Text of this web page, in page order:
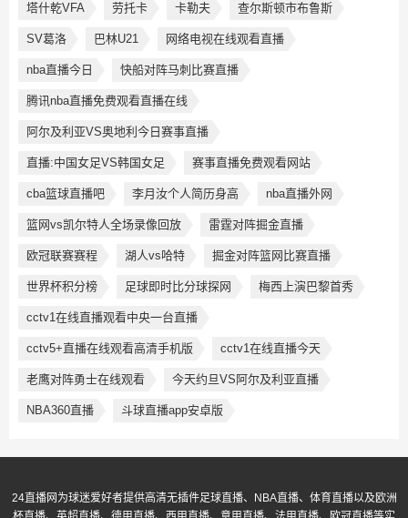
塔什乾VFA 劳托卡 卡勒夫 查尔斯顿市布鲁斯
SV葛洛 巴林U21 网络电视在线观看直播
nba直播今日 快船对阵马刺比赛直播
腾讯nba直播免费观看直播在线
阿尔及利亚VS奥地利今日赛事直播
直播:中国女足VS韩国女足 赛事直播免费观看网站
cba篮球直播吧 李月汝个人简历身高 nba直播外网
篮网vs凯尔特人全场录像回放 雷霆对阵掘金直播
欧冠联赛赛程 湖人vs哈特 掘金对阵篮网比赛直播
世界杯积分榜 足球即时比分球探网 梅西上演巴黎首秀
cctv1在线直播观看中央一台直播
cctv5+直播在线观看高清手机版 cctv1在线直播今天
老鹰对阵勇士在线观看 今天约旦VS阿尔及利亚直播
NBA360直播 斗球直播app安卓版
24直播网为球迷爱好者提供高清无插件足球直播、NBA直播、体育直播以及欧洲